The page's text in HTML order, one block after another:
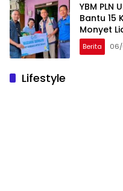
YBM PLN
Bantu 15
Monyet
Berita
Lifestyle